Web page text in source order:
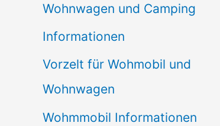
Wohnwagen und Camping
Informationen
Vorzelt für Wohmobil und
Wohnwagen
Wohmmobil Informationen